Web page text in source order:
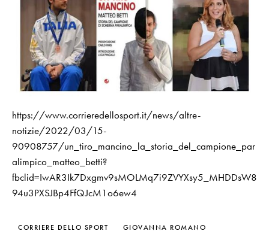
https://www.corrieredellosport.it/news/altre-
notizie/2022/03/15-
90908757/un_tiro_mancino_la_storia_del_campione_par
alimpico_matteo_betti?
fbclid=IwAR3Ik7Dxgmv9sMOLMq7i9ZVYXsy5_MHDDsW8
94u3PXSJBp4FfQJcM1o6ew4
CORRIERE DELLO SPORT
GIOVANNA ROMANO